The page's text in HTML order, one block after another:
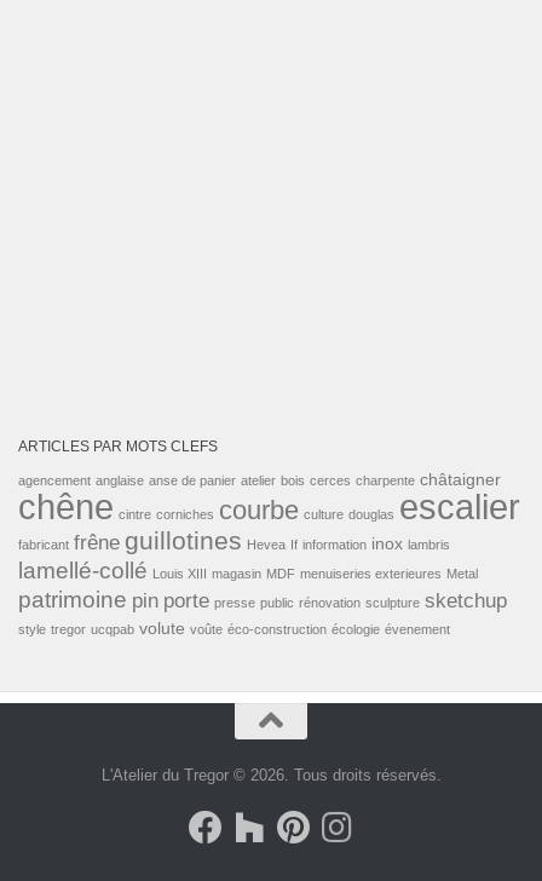
ARTICLES PAR MOTS CLEFS
agencement anglaise anse de panier atelier bois cerces charpente châtaigner
chêne cintre corniches courbe culture douglas escalier
fabricant frêne guillotines Hevea If information inox lambris
lamellé-collé Louis XIII magasin MDF menuiseries exterieures Metal
patrimoine pin porte presse public rénovation sculpture sketchup
style tregor ucqpab volute voûte éco-construction écologie évenement
L'Atelier du Tregor © 2026. Tous droits réservés.